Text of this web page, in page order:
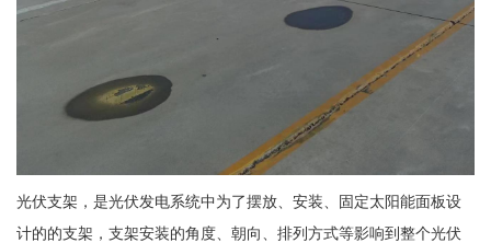
光伏支架，是光伏发电系统中为了摆放、安装、固定太阳能面板设
计的的支架，支架安装的角度、朝向、排列方式等影响到整个光伏